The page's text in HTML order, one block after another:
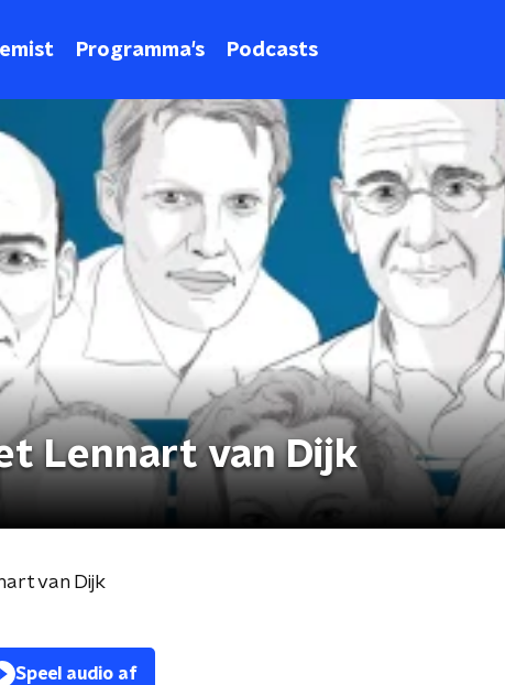
Programma's Podcasts
Lennart van Dijk
van Dijk
Speel audio af